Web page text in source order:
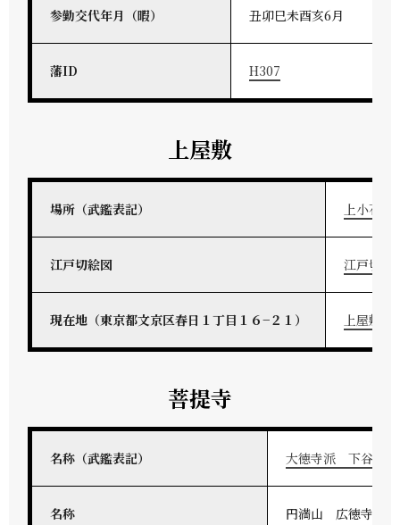
参勤交代年月（暇） 丑卯巳未酉亥6月
藩ID H307
上屋敷
場所（武鑑表記） 上小石
江戸切絵図 江戸切絵
現在地（東京都文京区春日１丁目１６−２１） 上屋敷地
菩提寺
名称（武鑑表記） 大徳寺派 下谷 円
名称 円満山 広徳寺